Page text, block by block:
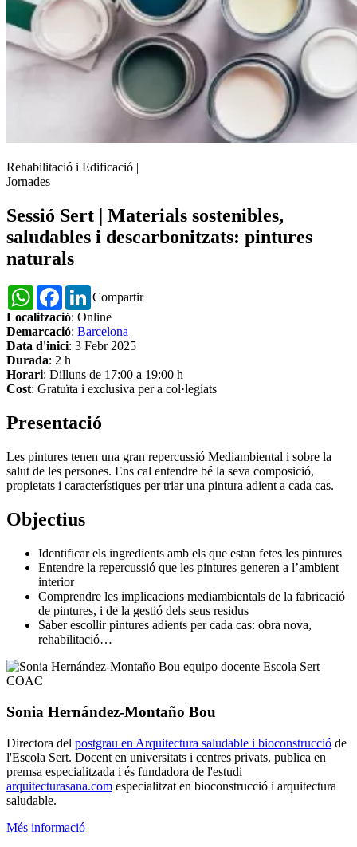
Rehabilitació i Edificació |
Jornades
Sessió Sert | Materials sostenibles,
saludables i descarbonitzats: pintures
naturals
Compartir
WhatsAppFacebookLinkedIn
Localització: Online
Demarcació: Barcelona
Data d'inici: 3 Febr 2025
Durada: 2 h
Horari: Dilluns de 17:00 a 19:00 h
Cost: Gratuïta i exclusiva per a col·legiats
Presentació
Les pintures tenen una gran repercussió Mediambiental i sobre la
salut de les persones. Ens cal entendre bé la seva composició,
propietats i característiques per triar una pintura adient a cada cas.
Objectius
Identificar els ingredients amb els que estan fetes les pintures
Entendre la repercussió que les pintures generen a l’ambient
interior
Comprendre les implicacions mediambientals de la fabricació
de pintures, i de la gestió dels seus residus
Saber escollir pintures adients per cada cas: obra nova,
rehabilitació…
Sonia Hernández-Montaño Bou
Directora del postgrau en Arquitectura saludable i bioconstrucció de
l'Escola Sert. Docent en universitats i centres privats, publica en
premsa especialitzada i és fundadora de l'estudi
arquitecturasana.com especialitzat en bioconstrucció i arquitectura
saludable.
Més informació